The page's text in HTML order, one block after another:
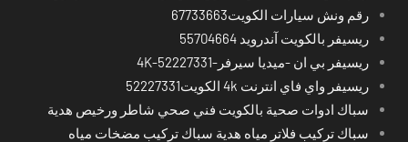
رقم ونش سيارات الكويت67733663
ريسيفر بالكويت آندرويد 55704664
ريسيفر بي ان -ميديا سيرفر-4K-52227331
ريسيفر واي فاي انترنت 4k الكويت52227331
سباك ادوات صحية بالكويت فني صحي شاطر ورخيص هدية
سباك تركيب فلاتر مياه هدية سباك تركيب مضخات مياه